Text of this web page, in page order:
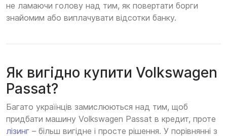
не ламаючи голову над тим, як повертати борги
знайомим або виплачувати відсотки банку.
Як вигідно купити Volkswagen
Passat?
Багато українців замислюються над тим, щоб
придбати машину Volkswagen Passat в кредит, проте
лізинг – більш вигідне і просте рішення. У порівнянні з